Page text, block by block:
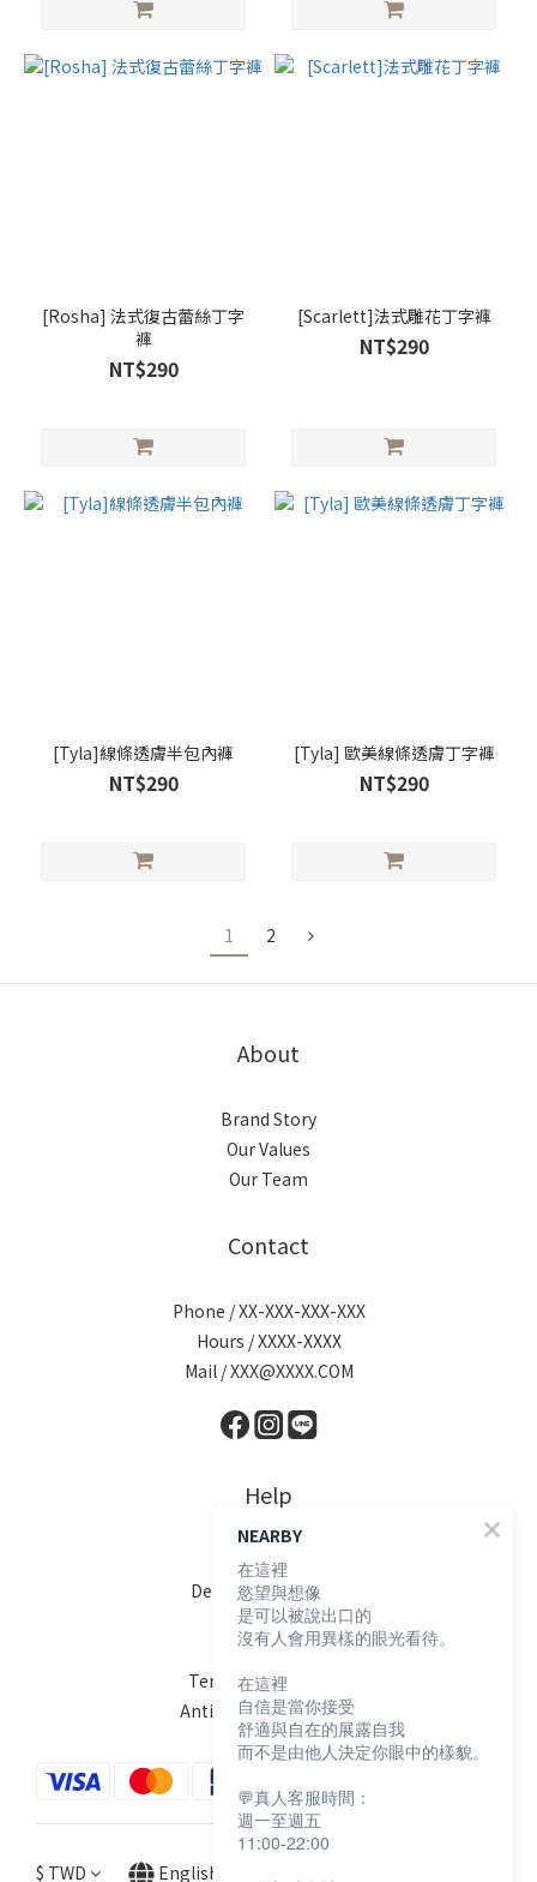
[Rosha] 法式復古蕾絲丁字
褲
NT$290
[Scarlett]法式雕花丁字褲
NT$290
[Tyla]線條透膚半包內褲
NT$290
[Tyla] 歐美線條透膚丁字褲
NT$290
1 2
About
Brand Story
Our Values
Our Team
Contact
Phone / XX-XXX-XXX-XXX
Hours / XXXX-XXXX
Mail / XXX@XXXX.COM
Help
FAQ
Delivery & Shipping
Payment
Return Policy
Terms & Conditions
Anti-Fraud Statement
$ TWD English
NEARBY
在這裡
慾望與想像
是可以被說出口的
沒有人會用異樣的眼光看待。
在這裡
自信是當你接受
舒適與自在的展露自我
而不是由他人決定你眼中的樣貌。
💬真人客服時間：
週一至週五
11:00-22:00